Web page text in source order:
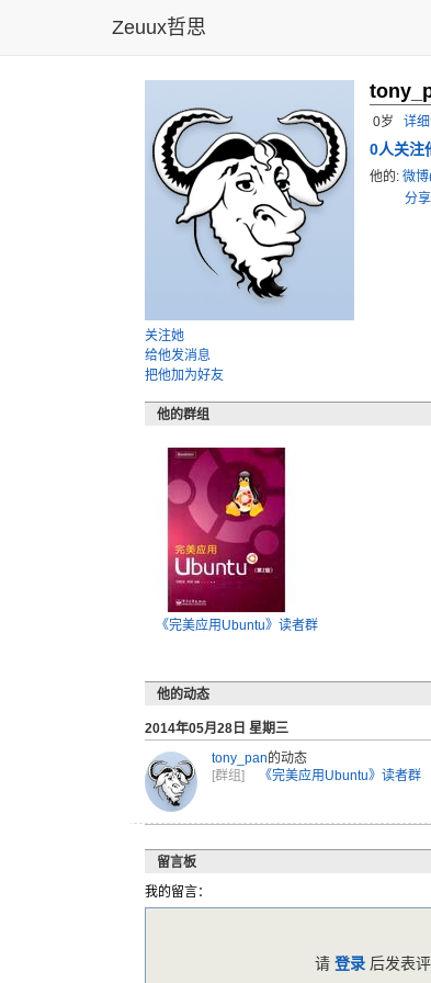
Zeuux哲思
关注她
给他发消息
把他加为好友
0岁 详
0人关注
他的: 微
分
他的群组
《完美应用Ubuntu》读者群
他的动态
2014年05月28日 星期三
tony_pan的动态
[群组]
《完美应用Ubuntu》读者群
留言板
我的留言：
请登录 后发表